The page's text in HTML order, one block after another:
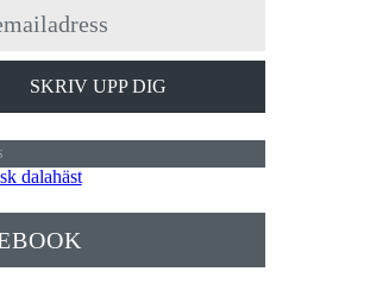
SKRIV UPP DIG